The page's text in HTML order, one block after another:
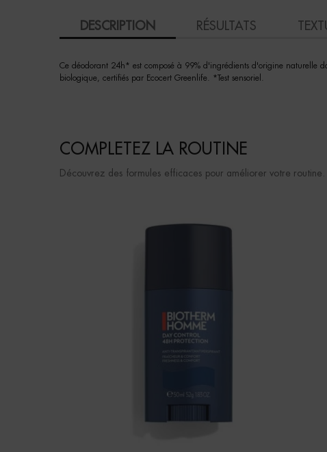
DESCRIPTION RÉSULTATS
Ce déodorant 24h* est composé à 99% d'ingrédients d'origine naturelle
biologique, certifiés par Ecocert Greenlife. *Test sensoriel.
PDP Slot 3 section Einstein complete your routine
COMPLETEZ LA ROUTINE
Découvrez des formules efficaces pour améliorer votre routine.